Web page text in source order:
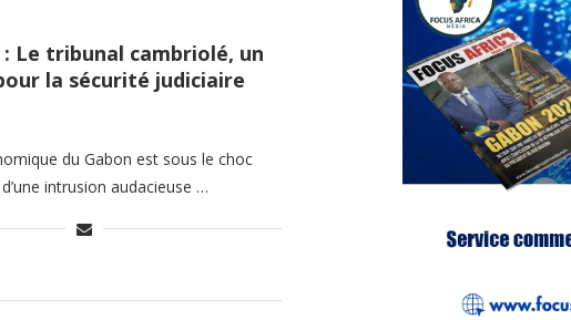
Le tribunal cambriolé, un
la sécurité judiciaire
du Gabon est sous le choc
intrusion audacieuse …